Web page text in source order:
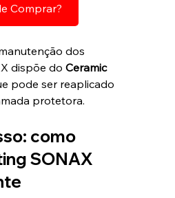
Comprar?
dos
dispõe do Ceramic
pode ser reaplicado
protetora.
como
SONAX